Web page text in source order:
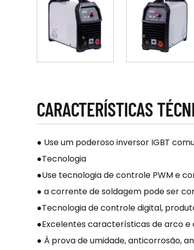
CARACTERÍSTICAS
● Use um poderoso inversor IGBT
●Tecnologia
●Use tecnologia de controle PWM e
● a corrente de soldagem pode ser
●Tecnologia de controle digital,
●Excelentes características de arco
● À prova de umidade, anticorrosão,